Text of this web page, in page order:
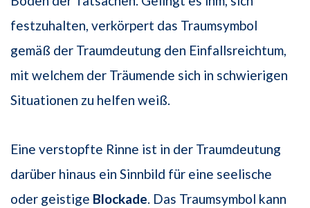
festzuhalten, verkörpert das Traumsymbol
gemäß der Traumdeutung den Einfallsreichtum,
mit welchem der Träumende sich in schwierigen
Situationen zu helfen weiß.
Eine verstopfte Rinne ist in der Traumdeutung
darüber hinaus ein Sinnbild für eine seelische
oder geistige Blockade. Das Traumsymbol kann